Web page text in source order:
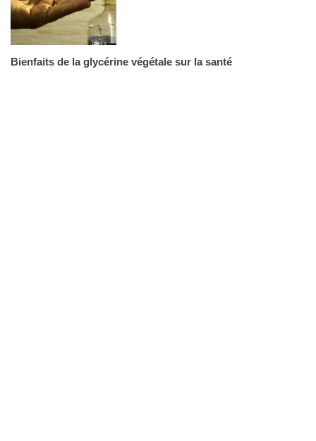
Bienfaits de la glycérine végétale sur la santé